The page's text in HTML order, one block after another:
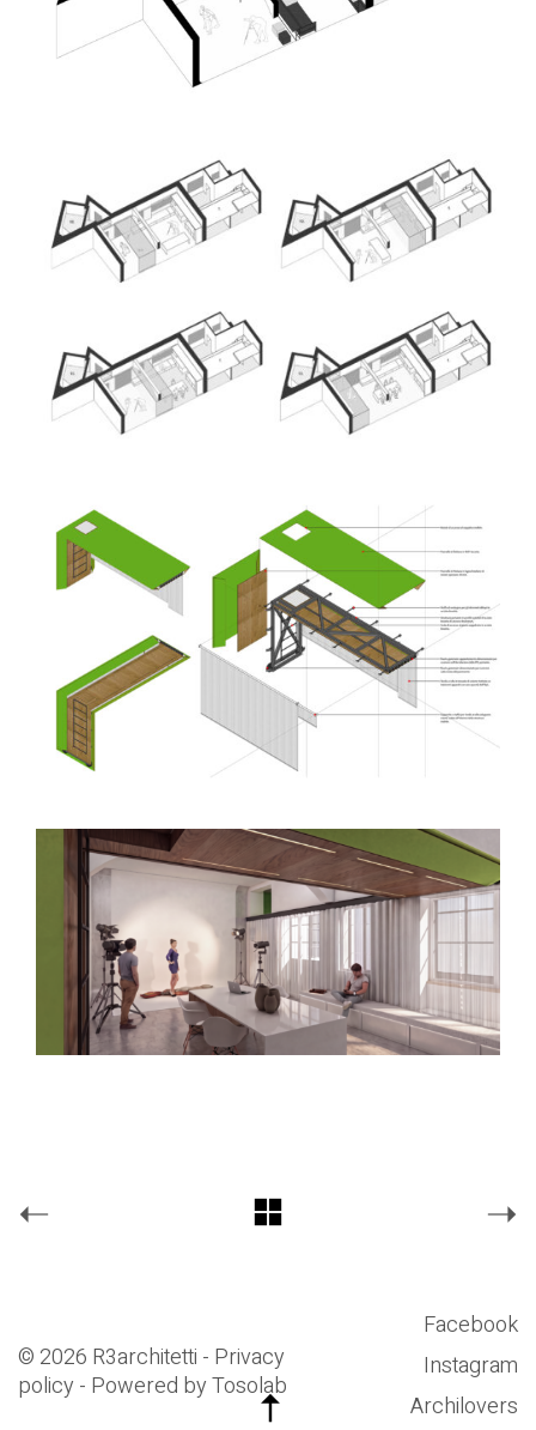
Facebook
Instagram
Archilovers
© 2026 R3architetti - Privacy
policy - Powered byTosolab